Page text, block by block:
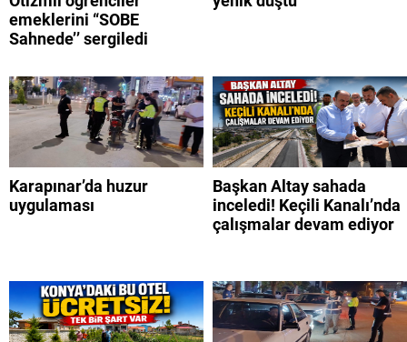
emeklerini “SOBE
Sahnede’’ sergiledi
Karapınar’da huzur
uygulaması
Başkan Altay sahada
inceledi! Keçili Kanalı’nda
çalışmalar devam ediyor